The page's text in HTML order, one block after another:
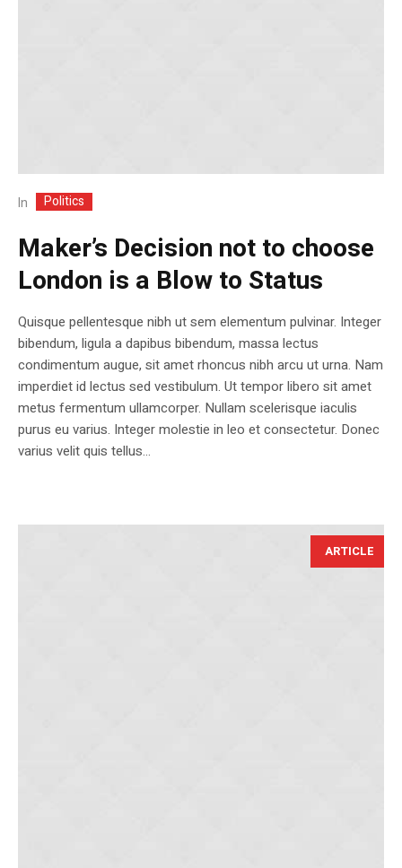
In Politics
Maker’s Decision not to choose
London is a Blow to Status
Quisque pellentesque nibh ut sem elementum pulvinar. Integer
bibendum, ligula a dapibus bibendum, massa lectus
condimentum augue, sit amet rhoncus nibh arcu ut urna. Nam
imperdiet id lectus sed vestibulum. Ut tempor libero sit amet
metus fermentum ullamcorper. Nullam scelerisque iaculis
purus eu varius. Integer molestie in leo et consectetur. Donec
varius velit quis tellus...
ARTICLE